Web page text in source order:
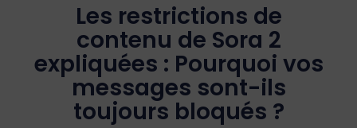
Les restrictions de
contenu de Sora 2
expliquées : Pourquoi vos
messages sont-ils
toujours bloqués ?